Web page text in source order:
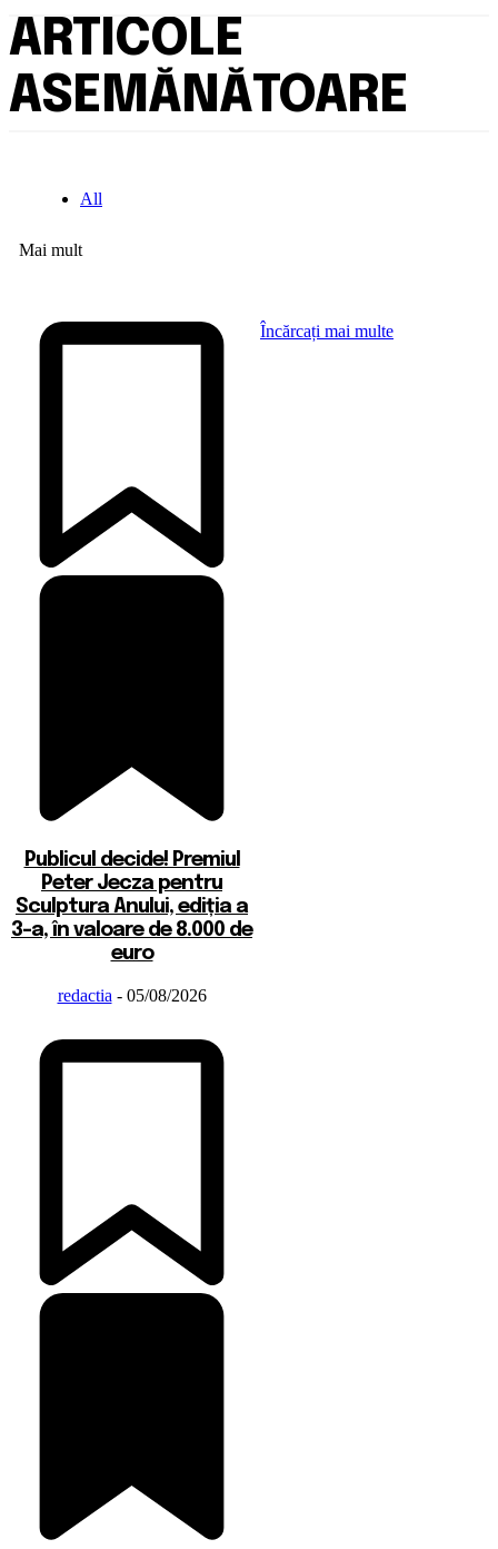
ARTICOLE
ASEMĂNĂTOARE
All
Mai mult
Publicul decide! Premiul
Peter Jecza pentru
Sculptura Anului, ediția a
3-a, în valoare de 8.000 de
euro
redactia - 05/08/2026
Încărcați mai multe